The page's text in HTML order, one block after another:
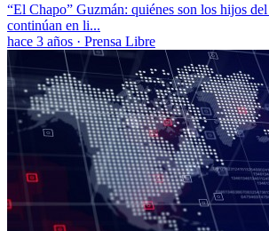
“El Chapo” Guzmán: quiénes son los hijos
continúan en li...
hace 3 años · Prensa Libre